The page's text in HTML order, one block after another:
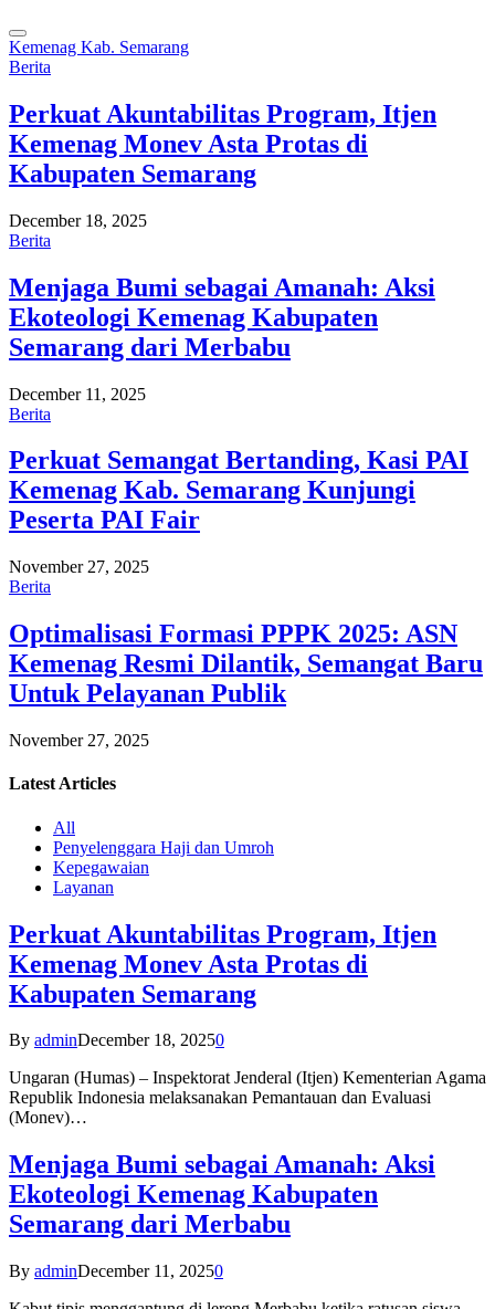
Kemenag Kab. Semarang
Berita
Perkuat Akuntabilitas Program, Itjen
Kemenag Monev Asta Protas di
Kabupaten Semarang
December 18, 2025
Berita
Menjaga Bumi sebagai Amanah: Aksi
Ekoteologi Kemenag Kabupaten
Semarang dari Merbabu
December 11, 2025
Berita
Perkuat Semangat Bertanding, Kasi PAI
Kemenag Kab. Semarang Kunjungi
Peserta PAI Fair
November 27, 2025
Berita
Optimalisasi Formasi PPPK 2025: ASN
Kemenag Resmi Dilantik, Semangat Baru
Untuk Pelayanan Publik
November 27, 2025
Latest Articles
All
Penyelenggara Haji dan Umroh
Kepegawaian
Layanan
Perkuat Akuntabilitas Program, Itjen
Kemenag Monev Asta Protas di
Kabupaten Semarang
By adminDecember 18, 20250
Ungaran (Humas) – Inspektorat Jenderal (Itjen) Kementerian Agama
Republik Indonesia melaksanakan Pemantauan dan Evaluasi
(Monev)…
Menjaga Bumi sebagai Amanah: Aksi
Ekoteologi Kemenag Kabupaten
Semarang dari Merbabu
By adminDecember 11, 20250